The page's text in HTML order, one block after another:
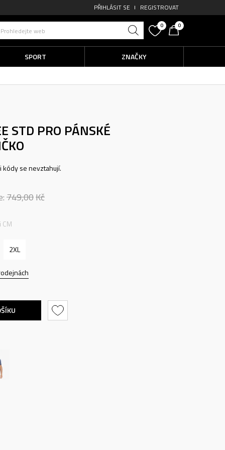
PŘIHLÁSIT SE REGISTROVAT
Prohledejte web
0 0
SPORT ZNAČKY
STD PRO PÁNSKÉ
kódy se nevztahují.
749,00Kč
2XL